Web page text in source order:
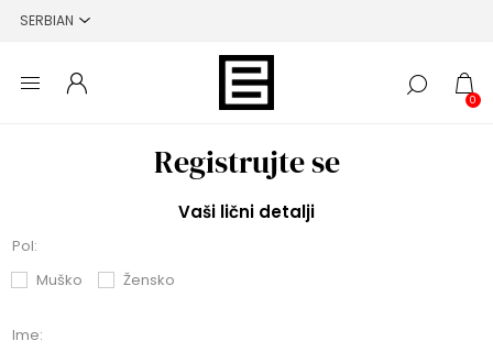
0
Registrujte se
Vaši lični detalji
Pol:
Muško
Žensko
Ime: